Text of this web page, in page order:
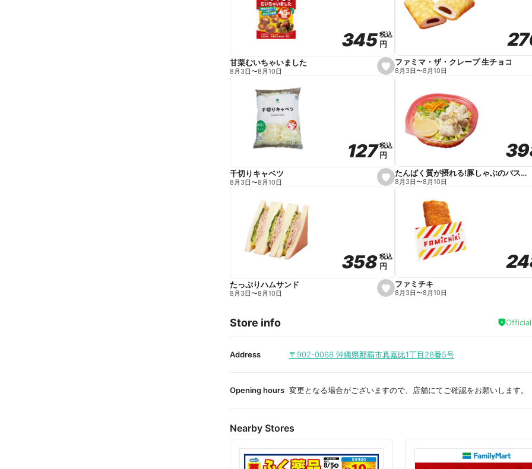
s
e
e
345
345税込
税込
円
円
甘栗むいちゃいました
8月3日〜8月10日
ファミマ・ザ・クレープ 生チョコ
8月3日〜8月10日
s
e
e
127
127税込
税込
円
円
千切りキャベツ
8月3日〜8月10日
たんぱく質が摂れる!豚しゃぶのパスタサラダ
8月3日〜8月10日
s
e
i
t
358
358税込
税込
円
円
たっぷりハムサンド
8月3日〜8月10日
ファミチキ
8月3日〜8月10日
Store info
Address 〒902-0068 沖縄県那覇市真嘉比1丁目28番5号
Opening hours 変更となる場合がございますので、店舗にてご確認をお願いします。
Nearby Stores